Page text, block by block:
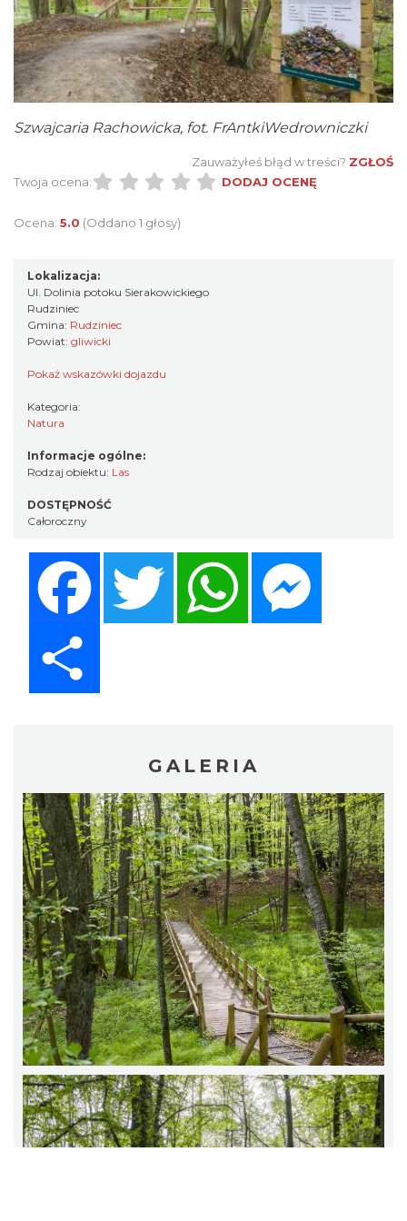
Szwajcaria Rachowicka, fot. FrAntkiWedrowniczki
Zauważyłeś błąd w treści? ZGŁOŚ
Twoja ocena:
DODAJ OCENĘ
Ocena: 5.0 (Oddano 1 głosy)
Lokalizacja:
Ul. Dolinia potoku Sierakowickiego
Rudziniec
Gmina: Rudziniec
Powiat: gliwicki
Pokaż wskazówki dojazdu
Kategoria:
Natura
Informacje ogólne:
Rodzaj obiektu: Las
DOSTĘPNOŚĆ
Całoroczny
Twitter WhatsApp
GALERIA